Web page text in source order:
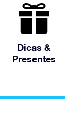
Dicas &
Presentes